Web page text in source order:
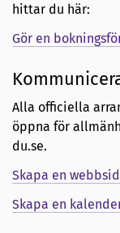
hittar du här:
Gör en
Alla officiella
öppna för
du.se.
Skapa en
Skapa en